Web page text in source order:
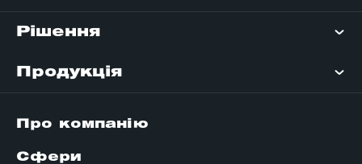
Рішення
Продукція
Про компанію
Сфери